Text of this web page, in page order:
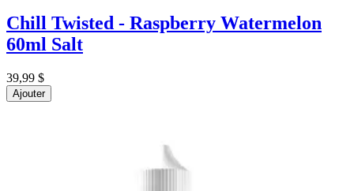
Chill Twisted - Raspberry Watermelon
60ml Salt
39,99 $
Ajouter